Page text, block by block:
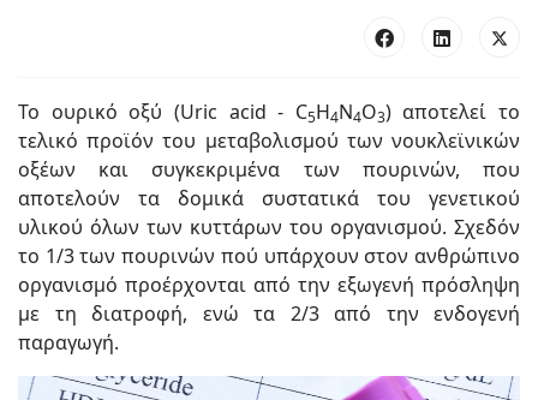
Το ουρικό οξύ (Uric acid - C5H4N4O3) αποτελεί το
τελικό προϊόν του μεταβολισμού των νουκλεϊνικών
οξέων και συγκεκριμένα των πουρινών, που
αποτελούν τα δομικά συστατικά του γενετικού
υλικού όλων των κυττάρων του οργανισμού. Σχεδόν
το 1/3 των πουρινών πού υπάρχουν στον ανθρώπινο
οργανισμό προέρχονται από την εξωγενή πρόσληψη
με τη διατροφή, ενώ τα 2/3 από την ενδογενή
παραγωγή.